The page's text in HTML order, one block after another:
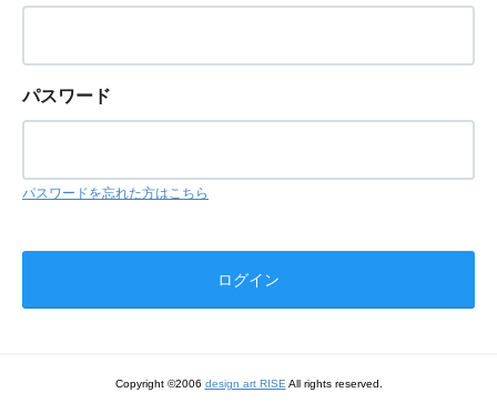
パスワード
パスワードを忘れた方はこちら
Copyright ©2006 design art RISEAll rights reserved.